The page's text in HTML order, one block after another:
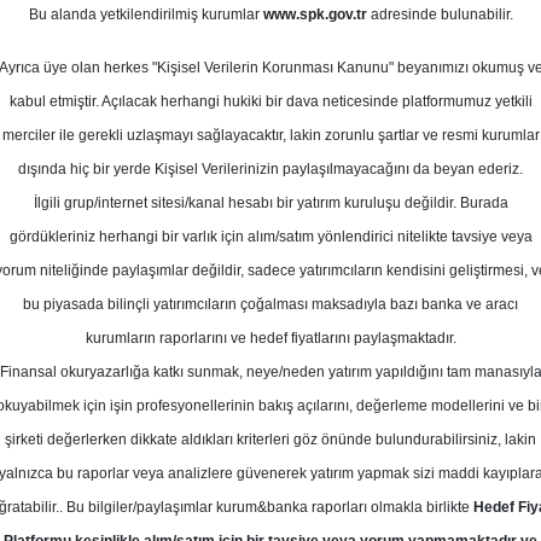
Potansiyeli
Kurum Sayısı
2
1
Perşembe, 14 Ağustos 2025
Yatırım Hedef Fiyat
MEDTR-Meditera için hedef
tavsiyesini "al" dan "tut"a
Bu alanda yetkilendirilmiş kurumlar www.spk.gov.tradresinde bulunabilir.
Ayrıca üye olan herkes "Kişisel Verilerin Korunması Kanunu" beyanımızı okumuş ve
kabul etmiştir. Açılacak herhangi hukiki bir dava neticesinde platformumuz yetkili
merciler ile gerekli uzlaşmayı sağlayacaktır, lakin zorunlu şartlar ve resmi kurumlar
dışında hiç bir yerde Kişisel Verilerinizin paylaşılmayacağını da beyan ederiz.
İlgili grup/internet sitesi/kanal hesabı bir yatırım kuruluşu değildir. Burada
gördükleriniz herhangi bir varlık için alım/satım yönlendirici nitelikte tavsiye veya
niteliğinde paylaşımlar değildir, sadece yatırımcıların kendisini geliştirmesi,
bu piyasada bilinçli yatırımcıların çoğalması maksadıyla bazı banka ve aracı
kurumların raporlarını ve hedef fiyatlarını paylaşmaktadır.
Finansal okuryazarlığa katkı sunmak, neye/neden yatırım yapıldığını tam manasıyla
için işin profesyonellerinin bakış açılarını, değerleme modellerini ve
şirketi değerlerken dikkate aldıkları kriterleri göz önünde bulundurabilirsiniz, lakin
yalnızca bu raporlar veya analizlere güvenerek yatırım yapmak sizi maddi
Bu bilgiler/paylaşımlar kurum&banka raporları olmakla birlikte Hedef